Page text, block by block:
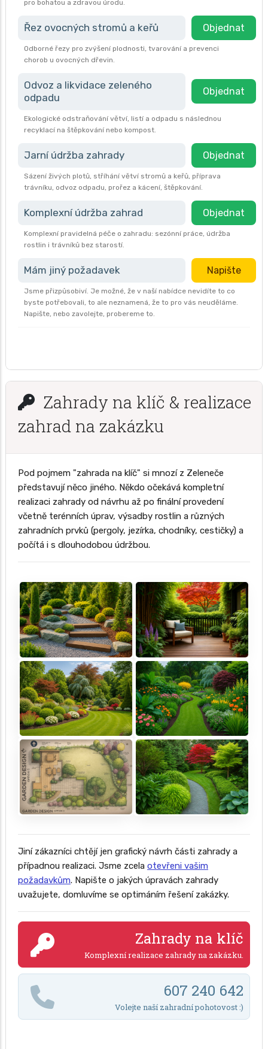
pro bohatou a zdravou úrodu.
Řez ovocných stromů a keřů Objednat
Odborné řezy pro zvýšení plodnosti, tvarování a prevenci
chorob u ovocných dřevin.
Odvoz a likvidace zeleného
odpadu
Objednat
Ekologické odstraňování větví, listí a odpadu s následnou
recyklací na štěpkování nebo kompost.
Jarní údržba zahrady Objednat
Sázení živých plotů, stříhání větví stromů a keřů, příprava
trávníku, odvoz odpadu, prořez a kácení, štěpkování.
Komplexní údržba zahrad Objednat
Komplexní pravidelná péče o zahradu: sezónní práce, údržba
rostlin i trávníků bez starostí.
Mám jiný požadavek Napište
Jsme přizpůsobiví. Je možné, že v naší nabídce nevidíte to co
byste potřebovali, to ale neznamená, že to pro vás neuděláme.
Napište, nebo zavolejte, probereme to.
Zahrady na klíč & realizace
zahrad na zakázku
Pod pojmem "zahrada na klíč" si mnozí z Zeleneče
představují něco jiného. Někdo očekává kompletní
realizaci zahrady od návrhu až po finální provedení
včetně terénních úprav, výsadby rostlin a různých
zahradních prvků (pergoly, jezírka, chodníky, cestičky) a
počítá i s dlouhodobou údržbou.
Jiní zákazníci chtějí jen grafický návrh části zahrady a
případnou realizaci. Jsme zcela otevřeni vašim
požadavkům. Napište o jakých úpravách zahrady
uvažujete, domluvíme se optimáním řešení zakázky.
Zahrady na klíč
Komplexní realizace zahrady na zakázku.
607 240 642
Volejte naší zahradní pohotovost :)